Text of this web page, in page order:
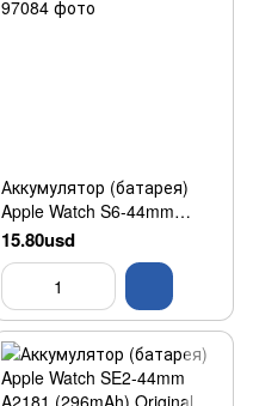
Аккумулятор (батарея)
Apple Watch S6-44mm
A2327 (303.8mAh) Original
15.80usd